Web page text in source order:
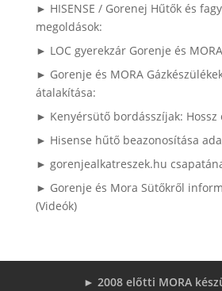
► HISENSE / Gorenej Hűtők és
megoldások:
► LOC gyerekzár Gorenje és
► Gorenje és MORA
átalakítása:
► Kenyérsütő bordásszíjak: Hossz
► Hisense hűtő beazonosítása
► gorenjealkatreszek.hu
► Gorenje és Mora Sütőkről
(Videók)
► 2008 előtti MORA